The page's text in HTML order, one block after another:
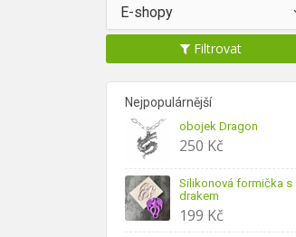
E-shopy
Filtrovat
Nejpopulárnější
obojek Dragon
250 Kč
Silikonová formička s
drakem
199 Kč